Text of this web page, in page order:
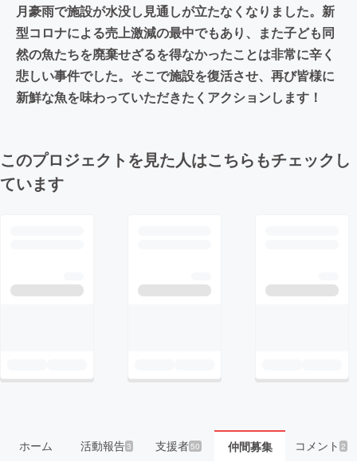
月豪雨で施設が水没し見通しが立たなくなりました。新
型コロナによる売上激減の最中でもあり、また子ども同
然の魚たちを廃棄せざるを得なかったことは非常に辛く
悲しい事件でした。そこで施設を復活させ、再び皆様に
新鮮な魚を味わっていただきたくアクションします！
このプロジェクトを見た人はこちらもチェックし
ています
ホーム 活動報告3 支援者50 仲間募集 コメント 2